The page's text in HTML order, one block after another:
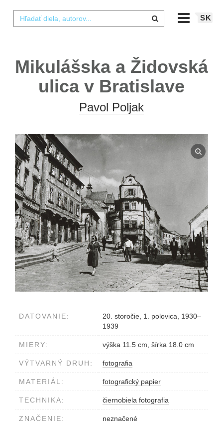
SK
Mikulášska a Židovská
ulica v Bratislave
Pavol Poljak
DATOVANIE:
20. storočie, 1. polovica, 1930–
1939
MIERY: výška 11.5 cm, šírka 18.0 cm
VÝTVARNÝ DRUH: fotografia
MATERIÁL: fotografický papier
TECHNIKA: čiernobiela fotografia
ZNAČENIE: neznačené